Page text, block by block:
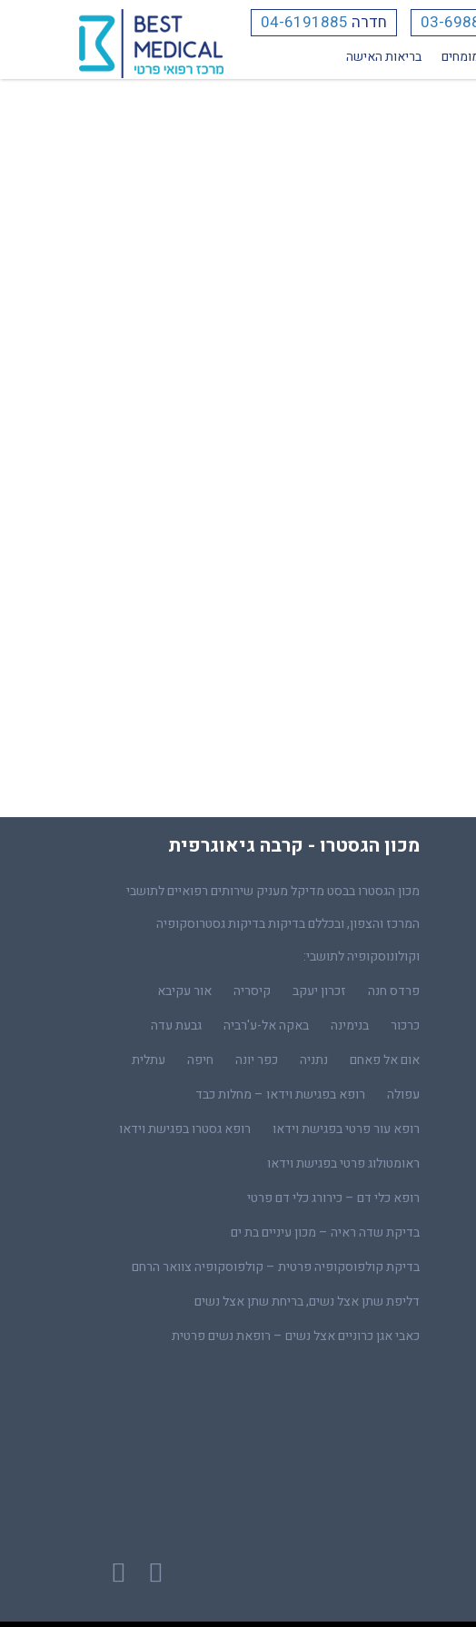
חדרה 04-6191885 03-
בריאות האישה
מכון הגסטרו - קרבה גיאוגרפית
מכון הגסטרו בבסט מדיקל מעניק שירותים רפואיים לתושבי
המרכז והצפון, ובכללם בדיקות בדיקות גסטרוסקופיה
וקולונוסקופיה לתושבי:
פרדס חנה
זכרון יעקב קיסריה
אור עקיבא
כרכור
בנימינה באקה אל-ע'רביה
גבעת עדה
אום אל פאחם
נתניה כפר יונה חיפה
עתלית
עפולה
רופא בפגישת וידאו – מחלות כבד
רופא עור פרטי בפגישת וידאו
רופא גסטרו בפגישת וידאו
ראומטולוג פרטי בפגישת וידאו
רופא כלי דם – כירורג כלי דם פרטי
בדיקת שדה ראיה – מכון עיניים בת ים
בדיקת קולפוסקופיה פרטית – קולפוסקופיה צוואר הרחם
דליפת שתן אצל נשים, בריחת שתן אצל נשים
כאבי אגן כרוניים אצל נשים – רופאת נשים פרטית